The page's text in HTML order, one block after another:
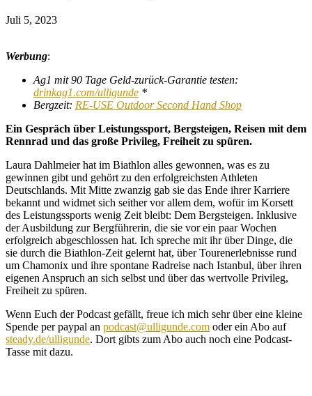
Juli 5, 2023
Werbung:
Ag1 mit 90 Tage Geld-zurück-Garantie testen:
drinkag1.com/ulligunde *
Bergzeit: RE-USE Outdoor Second Hand Shop
Ein Gespräch über Leistungssport, Bergsteigen, Reisen mit dem
Rennrad und das große Privileg, Freiheit zu spüren.
Laura Dahlmeier hat im Biathlon alles gewonnen, was es zu
gewinnen gibt und gehört zu den erfolgreichsten Athleten
Deutschlands. Mit Mitte zwanzig gab sie das Ende ihrer Karriere
bekannt und widmet sich seither vor allem dem, wofür im Korsett
des Leistungssports wenig Zeit bleibt: Dem Bergsteigen. Inklusive
der Ausbildung zur Bergführerin, die sie vor ein paar Wochen
erfolgreich abgeschlossen hat. Ich spreche mit ihr über Dinge, die
sie durch die Biathlon-Zeit gelernt hat, über Tourenerlebnisse rund
um Chamonix und ihre spontane Radreise nach Istanbul, über ihren
eigenen Anspruch an sich selbst und über das wertvolle Privileg,
Freiheit zu spüren.
Wenn Euch der Podcast gefällt, freue ich mich sehr über eine kleine
Spende per paypal an podcast@ulligunde.com oder ein Abo auf
steady.de/ulligunde. Dort gibts zum Abo auch noch eine Podcast-
Tasse mit dazu.